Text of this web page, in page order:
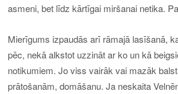
asmeni, bet līdz kārtīgai miršanai netika.
Mierīgums izpaudās arī rāmajā lasīšanā,
pēc, nekā alkstot uzzināt ar ko un kā
notikumiem. Jo viss vairāk vai mazāk
prātošanām, domāšanu. Ja neskaita